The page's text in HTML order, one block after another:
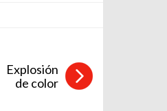
Explosión
de color